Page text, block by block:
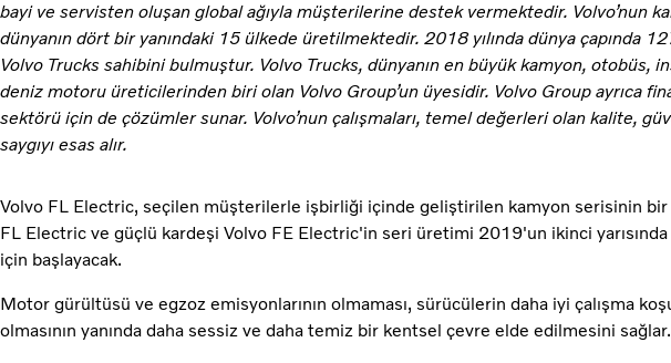
bayi ve servisten oluşan global ağıyla müşterilerine destek vermektedir. Volvo’nun
dünyanın dört bir yanındaki 15 ülkede üretilmektedir. 2018 yılında dünya çapında
Volvo Trucks sahibini bulmuştur. Volvo Trucks, dünyanın en büyük kamyon, otobüs,
deniz motoru üreticilerinden biri olan Volvo Group’un üyesidir. Volvo Group ayrıca
sektörü için de çözümler sunar. Volvo’nun çalışmaları, temel değerleri olan kalite,
saygıyı esas alır.
Volvo FL Electric, seçilen müşterilerle işbirliği içinde geliştirilen kamyon serisinin bir
FL Electric ve güçlü kardeşi Volvo FE Electric'in seri üretimi 2019'un ikinci yarısında
için başlayacak.
Motor gürültüsü ve egzoz emisyonlarının olmaması, sürücülerin daha iyi çalışma
olmasının yanında daha sessiz ve daha temiz bir kentsel çevre elde edilmesini sağlar.